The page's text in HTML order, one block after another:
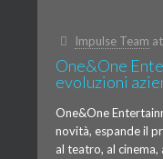
Impulse Team at
One&One
evoluzioni
One&One
novità, espande il
al teatro, al